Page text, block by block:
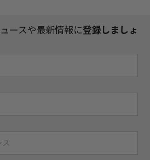
ースや最新情報に登録しましょ